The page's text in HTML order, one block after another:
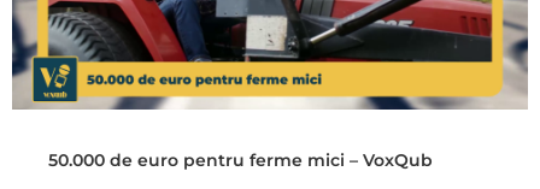
50.000 de euro pentru ferme mici – VoxQub